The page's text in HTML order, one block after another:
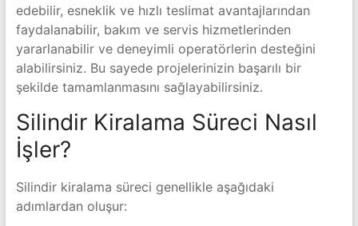
edebilir, esneklik ve hızlı teslimat avantajlarından
faydalanabilir, bakım ve servis hizmetlerinden
yararlanabilir ve deneyimli operatörlerin desteğini
alabilirsiniz. Bu sayede projelerinizin başarılı bir
şekilde tamamlanmasını sağlayabilirsiniz.
Silindir Kiralama Süreci Nasıl
İşler?
Silindir kiralama süreci genellikle aşağıdaki
adımlardan oluşur: